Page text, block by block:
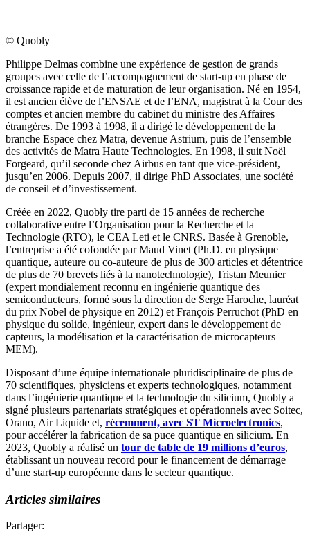
© Quobly
Philippe Delmas combine une expérience de gestion de grands
groupes avec celle de l’accompagnement de start-up en phase de
croissance rapide et de maturation de leur organisation. Né en 1954,
il est ancien élève de l’ENSAE et de l’ENA, magistrat à la Cour des
comptes et ancien membre du cabinet du ministre des Affaires
étrangères. De 1993 à 1998, il a dirigé le développement de la
branche Espace chez Matra, devenue Astrium, puis de l’ensemble
des activités de Matra Haute Technologies. En 1998, il suit Noël
Forgeard, qu’il seconde chez Airbus en tant que vice-président,
jusqu’en 2006. Depuis 2007, il dirige PhD Associates, une société
de conseil et d’investissement.
Créée en 2022, Quobly tire parti de 15 années de recherche
collaborative entre l’Organisation pour la Recherche et la
Technologie (RTO), le CEA Leti et le CNRS. Basée à Grenoble,
l’entreprise a été cofondée par Maud Vinet (Ph.D. en physique
quantique, auteure ou co-auteure de plus de 300 articles et détentrice
de plus de 70 brevets liés à la nanotechnologie), Tristan Meunier
(expert mondialement reconnu en ingénierie quantique des
semiconducteurs, formé sous la direction de Serge Haroche, lauréat
du prix Nobel de physique en 2012) et François Perruchot (PhD en
physique du solide, ingénieur, expert dans le développement de
capteurs, la modélisation et la caractérisation de microcapteurs
MEM).
Disposant d’une équipe internationale pluridisciplinaire de plus de
70 scientifiques, physiciens et experts technologiques, notamment
dans l’ingénierie quantique et la technologie du silicium, Quobly a
signé plusieurs partenariats stratégiques et opérationnels avec Soitec,
Orano, Air Liquide et, récemment, avec ST Microelectronics,
pour accélérer la fabrication de sa puce quantique en silicium. En
2023, Quobly a réalisé un tour de table de 19 millions d’euros,
établissant un nouveau record pour le financement de démarrage
d’une start-up européenne dans le secteur quantique.
Articles similaires
Partager: